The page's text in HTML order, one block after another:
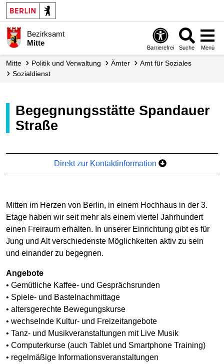
Bezirksamt
Mitte
Barrierefrei Suche Menü
Mitte Politik und Verwaltung Ämter
Amt für Soziales
Sozialdienst
Begegnungsstätte Spandauer
Straße
Direkt zur Kontaktinformation
Mitten im Herzen von Berlin, in einem Hochhaus in der 3.
Etage haben wir seit mehr als einem viertel Jahrhundert
einen Freiraum erhalten. In unserer Einrichtung gibt es für
Jung und Alt verschiedenste Möglichkeiten aktiv zu sein
und einander zu begegnen.
Angebote
• Gemütliche Kaffee- und Gesprächsrunden
• Spiele- und Bastelnachmittage
• altersgerechte Bewegungskurse
• wechselnde Kultur- und Freizeitangebote
• Tanz- und Musikveranstaltungen mit Live Musik
• Computerkurse (auch Tablet und Smartphone Training)
• regelmäßige Informationsveranstaltungen